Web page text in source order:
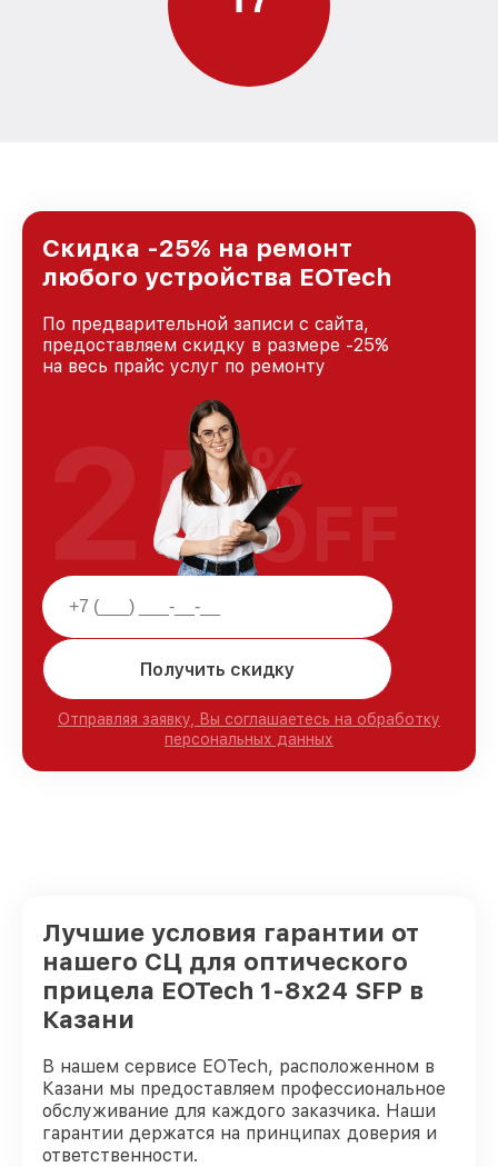
Скидка -25% на ремонт
любого устройства EOTech
По предварительной записи с сайта,
предоставляем скидку в размере -25%
на весь прайс услуг по ремонту
Получить скидку
Отправляя заявку, Вы соглашаетесь на обработку
персональных данных
25%
OFF
Лучшие условия гарантии от
нашего СЦ для оптического
прицела EOTech 1-8x24 SFP в
Казани
В нашем сервисе EOTech, расположенном в
Казани мы предоставляем профессиональное
обслуживание для каждого заказчика. Наши
гарантии держатся на принципах доверия и
ответственности.